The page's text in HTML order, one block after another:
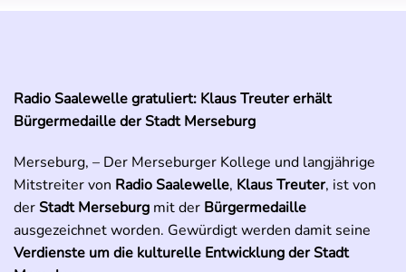
Radio Saalewelle gratuliert: Klaus Treuter erhält
Bürgermedaille der Stadt Merseburg
Merseburg, – Der Merseburger Kollege und langjährige
Mitstreiter von Radio Saalewelle, Klaus Treuter, ist von
der Stadt Merseburg mit der Bürgermedaille
ausgezeichnet worden. Gewürdigt werden damit seine
Verdienste um die kulturelle Entwicklung der Stadt